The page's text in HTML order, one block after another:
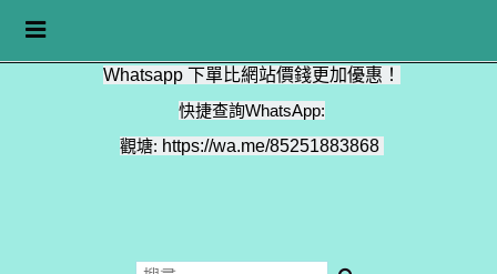
Whatsapp 下單比網站價錢更加優惠！
快捷查詢WhatsApp:
觀塘: https://wa.me/85251883868
Toggle